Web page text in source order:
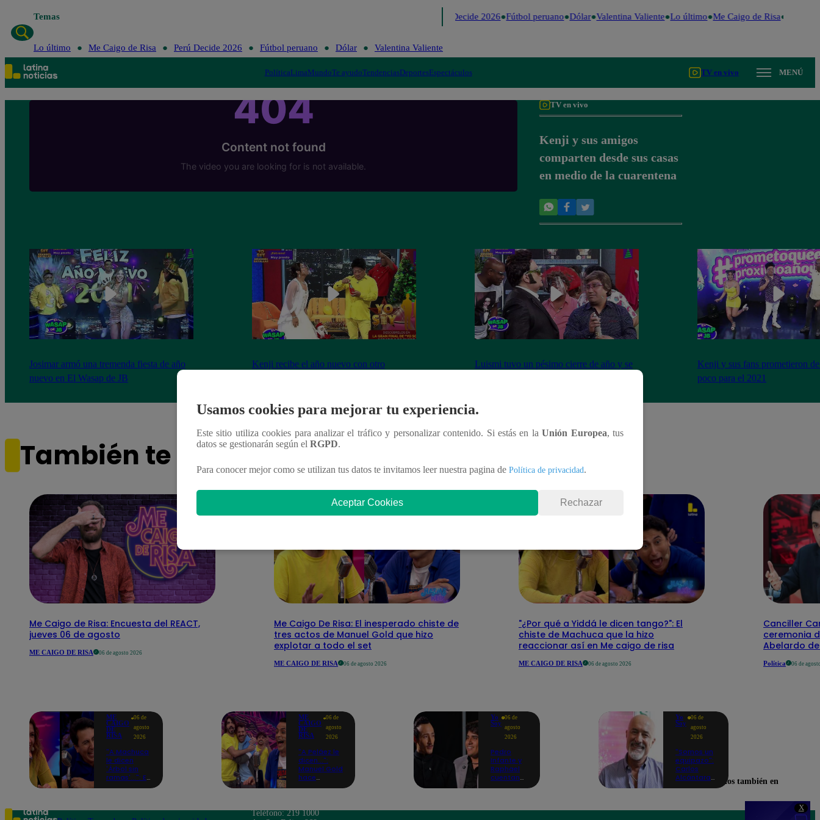
X
Temas Perú Decide 2026 Fútbol peruano Dólar Valentina Valiente Lo último Me Caigo de Risa Perú
Lo último Me Caigo de Risa Perú Decide 2026 Fútbol peruano Dólar Valentina Valiente
PolíticaLimaMundoTe ayudoTendenciasDeportesEspectáculos TV en vivo MENÚ
TV en vivo
Kenji y sus amigos
comparten desde sus casas
en medio de la cuarentena
Josimar armó una tremenda fiesta de año
nuevo en El Wasap de JB
Kenji recibe el año nuevo con otro
Luismi tuvo un pésimo cierre de año y se
Kenji y sus fans prometieron
poco para el 2021
También te puede interesar
Me Caigo de Risa: Encuesta del REACT,
jueves 06 de agosto
ME CAIGO DE RISA 06 de agosto 2026
Me Caigo De Risa: El inesperado chiste de
tres actos de Manuel Gold que hizo
explotar a todo el set
ME CAIGO DE RISA 06 de agosto 2026
"¿Por qué a Yiddá le dicen tango?": El
chiste de Machuca que la hizo
reaccionar así en Me caigo de risa
ME CAIGO DE RISA 06 de agosto 2026
Canciller
ceremonia
Abelardo
Política 06 de
ME
CAIGO
DE
RISA
06 de
agosto
2026
"A Machuca
le dicen
'Árbol sin
ramas'...": El
hizo
ME
CAIGO
DE
RISA
06 de
agosto
2026
"A Peláez le
dicen...":
Manuel Gold
hace
de contar el
Yo
Soy
06 de
agosto
2026
Pedro
Infante y
Raphael
cuentan
vida en
Yo
Soy
06 de
agosto
2026
"Somos un
equipazo":
Carlos
Alcántara
nueva
Usamos cookies para mejorar tu experiencia.
Este sitio utiliza cookies para analizar el tráfico y personalizar contenido. Si estás en laUnión Europea, tus
datos se gestionarán según el RGPD.
Para conocer mejor como se utilizan tus datos te invitamos leer nuestra pagina de Política de privacidad.
Aceptar Cookies Rechazar
Encuéntranos también en
Teléfono: 219 1000